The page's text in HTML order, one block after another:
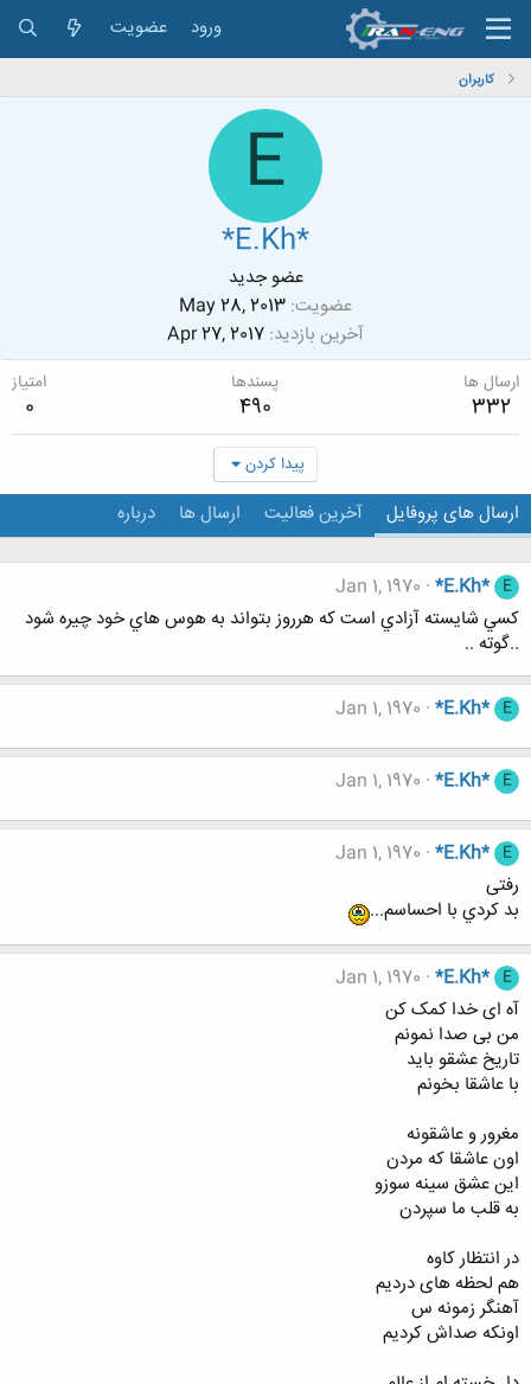
ورود عضویت
کاربران
E
*E.Kh*
عضو جدید
عضویت May 28, 2013
آخرین بازدید Apr 27, 2017
ارسال ها
332
پسندها
490
امتیاز
0
پیدا کردن
ارسال های پروفایل آخرین فعالیت ارسال ها درباره
E
*E.Kh*
Jan 1, 1970
كسي شايسته آزادي است كه هرروز بتواند به هوس هاي خود چيره شود
..گوته ..
E
*E.Kh*
Jan 1, 1970
E
*E.Kh*
Jan 1, 1970
E
*E.Kh*
Jan 1, 1970
رفتی
بد كردي با احساسم...
E
*E.Kh*
Jan 1, 1970
آه ای خدا کمک کن
من بی صدا نمونم
تاریخ عشقو باید
با عاشقا بخونم
مغرور و عاشقونه
اون عاشقا که مردن
این عشق سینه سوزو
به قلب ما سپردن
در انتظار کاوه
هم لحظه های دردیم
آهنگر زمونه س
اونکه صداش کردیم